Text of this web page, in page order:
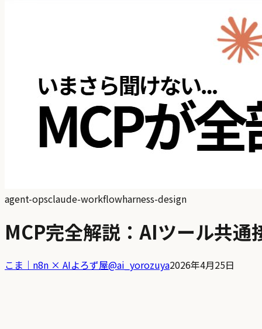
agent-opsclaude-workflowharness-design
MCP完全解説：AIツール共通
こま｜n8n × AIよろず屋@ai_yorozuya2026年4月25日